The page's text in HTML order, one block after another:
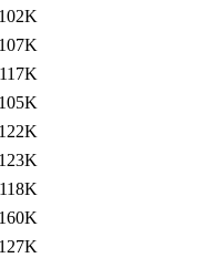
102K
107K
117K
105K
122K
123K
118K
160K
127K